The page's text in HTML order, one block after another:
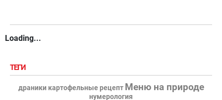
Loading...
ТЕГИ
драники картофельные рецепт Меню на природе
нумерология